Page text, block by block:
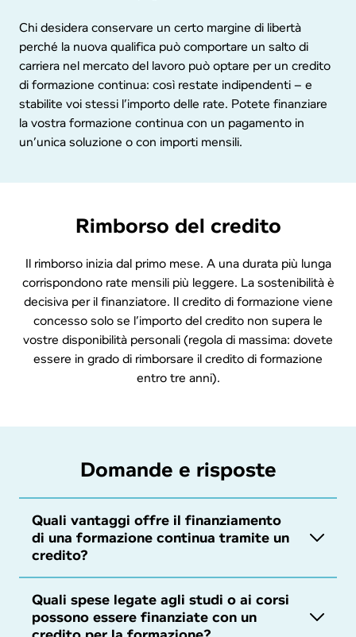
Chi desidera conservare un certo margine di libertà
perché la nuova qualifica può comportare un salto di
carriera nel mercato del lavoro può optare per un credito
di formazione continua: così restate indipendenti – e
stabilite voi stessi l’importo delle rate. Potete finanziare
la vostra formazione continua con un pagamento in
un’unica soluzione o con importi mensili.
Rimborso del credito
Il rimborso inizia dal primo mese. A una durata più lunga
corrispondono rate mensili più leggere. La sostenibilità è
decisiva per il finanziatore. Il credito di formazione viene
concesso solo se l’importo del credito non supera le
vostre disponibilità personali (regola di massima: dovete
essere in grado di rimborsare il credito di formazione
entro tre anni).
Domande e risposte
Quali vantaggi offre il fi­nan­zia­men­to
di una formazione continua tramite un
credito?
Un prestito personale di bob Finance consente di
iniziare subito il percorso di formazione, senza dover
attendere di aver risparmiato l’intero importo
necessario. Una nuova qualifica può inoltre
Quali spese legate agli studi o ai corsi
possono essere finanziate con un